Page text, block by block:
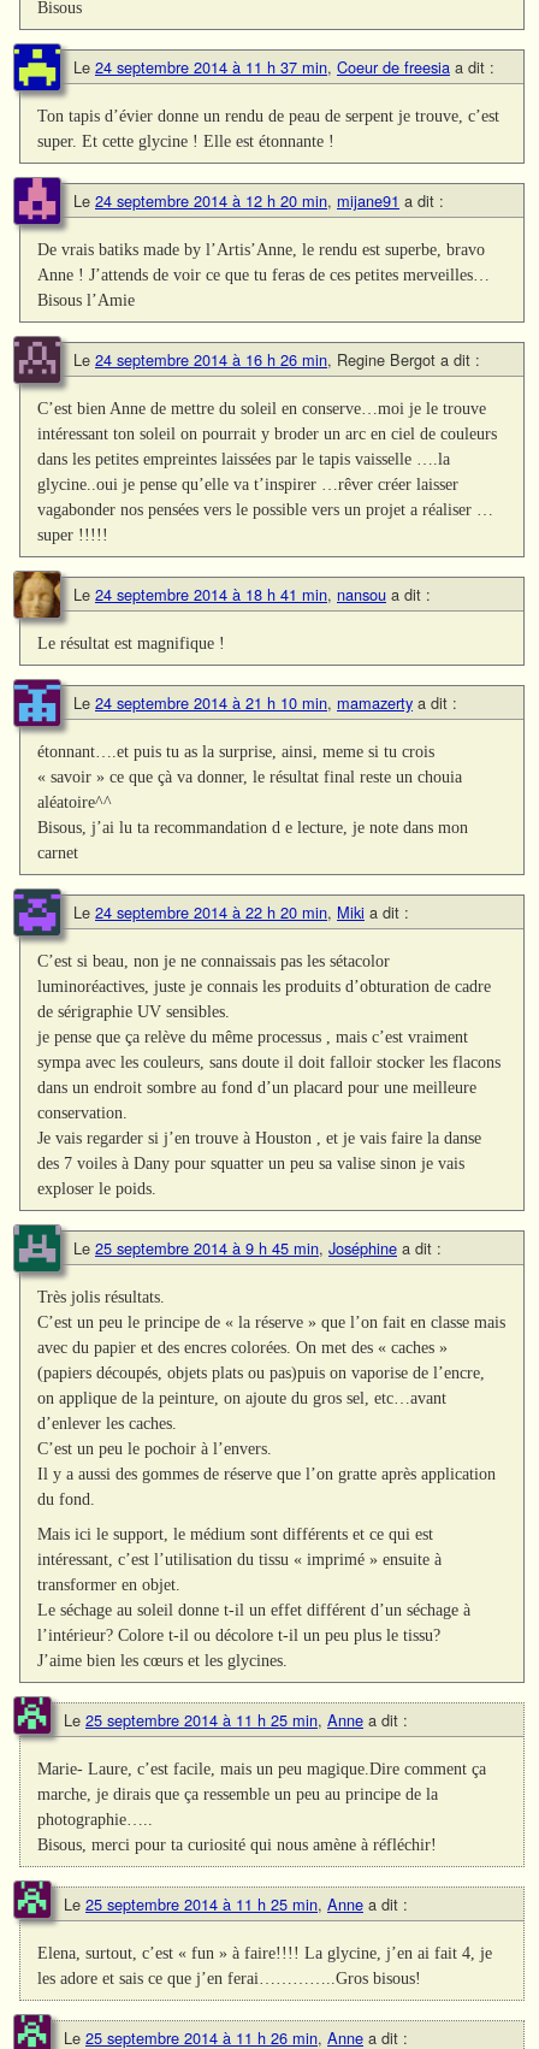
Bisous
Le 24 septembre 2014 à 11 h 37 min, Coeur de freesia a dit :
Ton tapis d’évier donne un rendu de peau de serpent je trouve, c’est
super. Et cette glycine ! Elle est étonnante !
Le 24 septembre 2014 à 12 h 20 min, mijane91 a dit :
De vrais batiks made by l’Artis’Anne, le rendu est superbe, bravo
Anne ! J’attends de voir ce que tu feras de ces petites merveilles…
Bisous l’Amie
Le 24 septembre 2014 à 16 h 26 min, Regine Bergot a dit :
C’est bien Anne de mettre du soleil en conserve…moi je le trouve
intéressant ton soleil on pourrait y broder un arc en ciel de couleurs
dans les petites empreintes laissées par le tapis vaisselle ….la
glycine..oui je pense qu’elle va t’inspirer …rêver créer laisser
vagabonder nos pensées vers le possible vers un projet a réaliser …
super !!!!!
Le 24 septembre 2014 à 18 h 41 min, nansou a dit :
Le résultat est magnifique !
Le 24 septembre 2014 à 21 h 10 min, mamazerty a dit :
étonnant….et puis tu as la surprise, ainsi, meme si tu crois
« savoir » ce que çà va donner, le résultat final reste un chouia
aléatoire^^
Bisous, j’ai lu ta recommandation d e lecture, je note dans mon
carnet
Le 24 septembre 2014 à 22 h 20 min, Miki a dit :
C’est si beau, non je ne connaissais pas les sétacolor
luminoréactives, juste je connais les produits d’obturation de cadre
de sérigraphie UV sensibles.
je pense que ça relève du même processus , mais c’est vraiment
sympa avec les couleurs, sans doute il doit falloir stocker les flacons
dans un endroit sombre au fond d’un placard pour une meilleure
conservation.
Je vais regarder si j’en trouve à Houston , et je vais faire la danse
des 7 voiles à Dany pour squatter un peu sa valise sinon je vais
exploser le poids.
Le 25 septembre 2014 à 9 h 45 min, Joséphine a dit :
Très jolis résultats.
C’est un peu le principe de « la réserve » que l’on fait en classe mais
avec du papier et des encres colorées. On met des « caches »
(papiers découpés, objets plats ou pas)puis on vaporise de l’encre,
on applique de la peinture, on ajoute du gros sel, etc…avant
d’enlever les caches.
C’est un peu le pochoir à l’envers.
Il y a aussi des gommes de réserve que l’on gratte après application
du fond.
Mais ici le support, le médium sont différents et ce qui est
intéressant, c’est l’utilisation du tissu « imprimé » ensuite à
transformer en objet.
Le séchage au soleil donne t-il un effet différent d’un séchage à
l’intérieur? Colore t-il ou décolore t-il un peu plus le tissu?
J’aime bien les cœurs et les glycines.
Le 25 septembre 2014 à 11 h 25 min, Anne a dit :
Marie- Laure, c’est facile, mais un peu magique.Dire comment ça
marche, je dirais que ça ressemble un peu au principe de la
photographie…..
Bisous, merci pour ta curiosité qui nous amène à réfléchir!
Le 25 septembre 2014 à 11 h 25 min, Anne a dit :
Elena, surtout, c’est « fun » à faire!!!! La glycine, j’en ai fait 4, je
les adore et sais ce que j’en ferai…………..Gros bisous!
Le 25 septembre 2014 à 11 h 26 min, Anne a dit :